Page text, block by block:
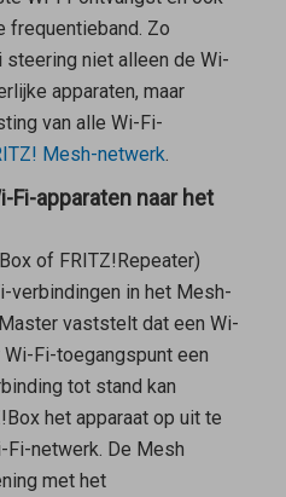
frequentieband. Zo
niet alleen de Wi-
apparaten, maar
van alle Wi-Fi-
Mesh-netwerk
Fi-apparaten naar het
of FRITZ!Repeater)
verbindingen in het Mesh-
vaststelt dat een Wi-
Wi-Fi-toegangspunt een
tot stand kan
het apparaat op uit te
Fi-netwerk. De Mesh
met het